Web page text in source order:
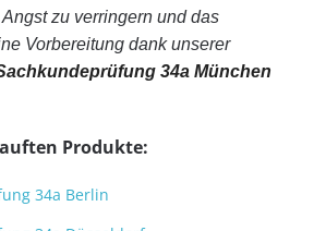
zu verringern und das
Vorbereitung dank unserer
34a München
Produkte:
34a Berlin